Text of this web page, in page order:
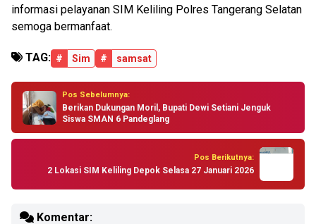
informasi pelayanan SIM Keliling Polres Tangerang Selatan
semoga bermanfaat.
TAG: # Sim # samsat
Pos Sebelumnya:
Berikan Dukungan Moril, Bupati Dewi Setiani Jenguk
Siswa SMAN 6 Pandeglang
Pos Berikutnya:
2 Lokasi SIM Keliling Depok Selasa 27 Januari 2026
Komentar: